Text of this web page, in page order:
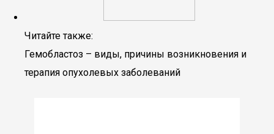
Читайте также:
Гемобластоз – виды, причины возникновения и
терапия опухолевых заболеваний